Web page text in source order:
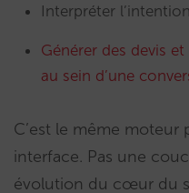
Interpréter
Générer des devis
au sein d’une
C’est le même
interface. Pas une
évolution du cœur du